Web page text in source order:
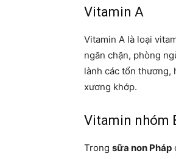
Vitamin A
Vitamin A là loại
ngăn chặn, phòng
lành các tổn thương,
xương khớp.
Vitamin nhóm
Trong sữa non Pháp